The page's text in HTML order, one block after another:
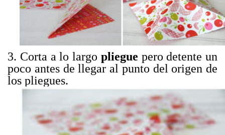
3. Corta a lo largo pliegue pero detente un
poco antes de llegar al punto del origen de
los pliegues.